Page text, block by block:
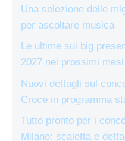
Una selezione delle
per ascoltare musica
Le ultime sui big
2027 nei prossimi mesi
Nuovi dettagli sul
Croce in programma
Tutto pronto per i
Milano: scaletta e